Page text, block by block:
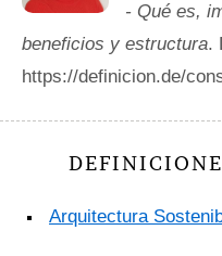
- Qué es,
beneficios y estructura.
https://definicion.de/
Arquitectura